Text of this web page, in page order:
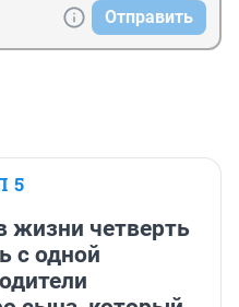
Отправить
5
жизни четверть
с одной